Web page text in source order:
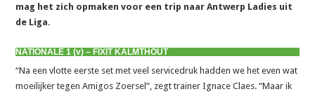
mag het zich opmaken voor een trip naar Antwerp Ladies uit
de Liga.
NATIONALE 1 (v) – FIXIT KALMTHOUT
“Na een vlotte eerste set met veel servicedruk hadden we het even wat
moeilijker tegen Amigos Zoersel”, zegt trainer Ignace Claes. “Maar ik